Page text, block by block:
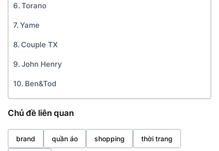
Torano
Yame
Couple TX
John Henry
Ben&Tod
Chủ đề liên quan
brand quần áo shopping thời trang